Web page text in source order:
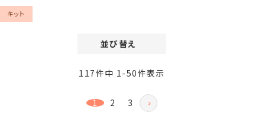
キット
並び替え
価格が高い順
登録順
117件中 1 -50件表示
1 2 3